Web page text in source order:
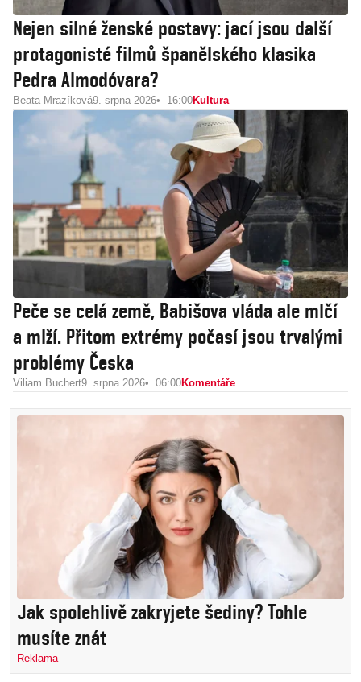
Nejen silné ženské postavy: jací jsou další
protagonisté filmů španělského klasika
Pedra Almodóvara?
Beata Mrazíková9. srpna 2026 16:00Kultura
Peče se celá země, Babišova vláda ale mlčí
a mlží. Přitom extrémy počasí jsou trvalými
problémy Česka
Viliam Buchert9. srpna 2026 06:00Komentáře
Jak spolehlivě zakryjete šediny? Tohle
musíte znát
Reklama